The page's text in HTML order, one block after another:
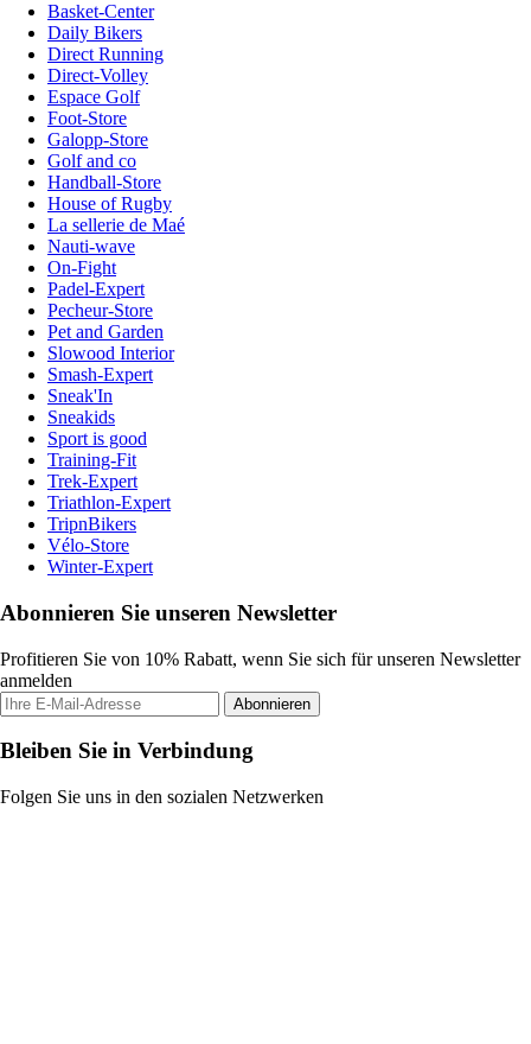
Basket-Center
Daily Bikers
Direct Running
Direct-Volley
Espace Golf
Foot-Store
Galopp-Store
Golf and co
Handball-Store
House of Rugby
La sellerie de Maé
Nauti-wave
On-Fight
Padel-Expert
Pecheur-Store
Pet and Garden
Slowood Interior
Smash-Expert
Sneak'In
Sneakids
Sport is good
Training-Fit
Trek-Expert
Triathlon-Expert
TripnBikers
Vélo-Store
Winter-Expert
Abonnieren Sie unseren Newsletter
Profitieren Sie von 10% Rabatt, wenn Sie sich für unseren Newsletter
anmelden
Abonnieren
Bleiben Sie in Verbindung
Folgen Sie uns in den sozialen Netzwerken